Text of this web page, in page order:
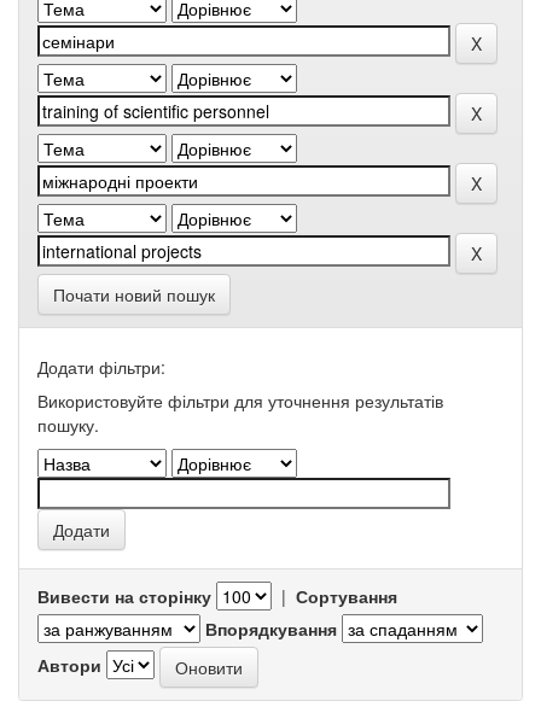
Почати новий пошук
Додати фільтри:
Використовуйте фільтри для уточнення результатів
пошуку.
Вивести на сторінку | Сортування
Впорядкування
Автори